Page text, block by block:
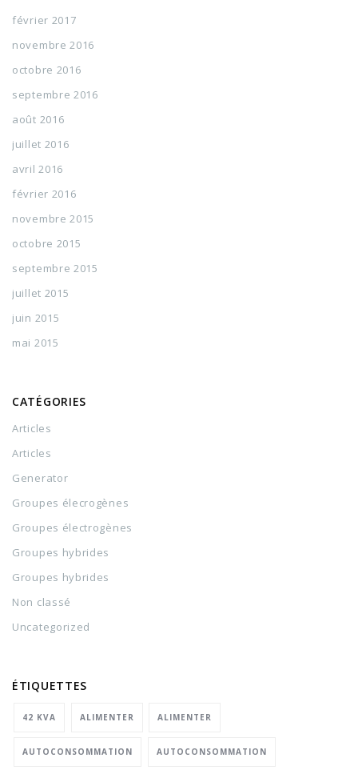
février 2017
novembre 2016
octobre 2016
septembre 2016
août 2016
juillet 2016
avril 2016
février 2016
novembre 2015
octobre 2015
septembre 2015
juillet 2015
juin 2015
mai 2015
CATÉGORIES
Articles
Articles
Generator
Groupes élecrogènes
Groupes électrogènes
Groupes hybrides
Groupes hybrides
Non classé
Uncategorized
ÉTIQUETTES
42 KVA ALIMENTER ALIMENTER
AUTOCONSOMMATION AUTOCONSOMMATION